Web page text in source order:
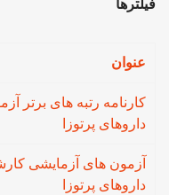
فیلترها
عنوان
کارنامه رتبه های برتر
داروهای پرتوزا
آزمون های آزمایشی
داروهای پرتوزا